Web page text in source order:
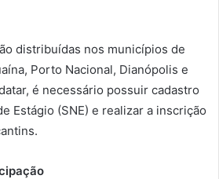
distribuídas nos municípios de
Porto Nacional, Dianópolis e
é necessário possuir cadastro
Estágio (SNE) e realizar a inscrição